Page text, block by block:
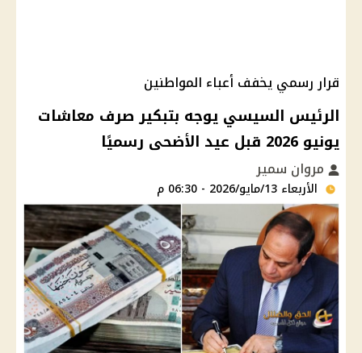
قرار رسمي يخفف أعباء المواطنين
الرئيس السيسي يوجه بتبكير صرف معاشات
يونيو 2026 قبل عيد الأضحى رسميًا
مروان سمير
الأربعاء 13/مايو/2026 - 06:30 م